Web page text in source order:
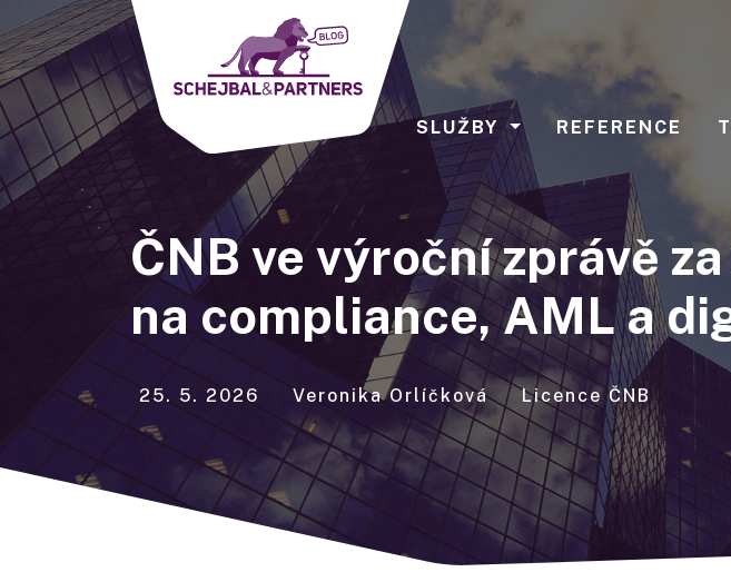
SLUŽBY REFERENCE
ČNB ve výroční zprávě
na compliance, AML a
25. 5. 2026 Veronika Orlíčková Licence ČNB